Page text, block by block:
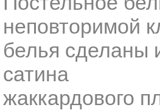
неповторимой
белья сделаны
сатина
жаккардового